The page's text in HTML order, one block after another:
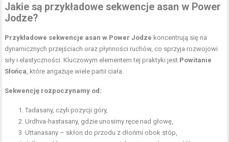
Jakie są przykładowe sekwencje asan w Power
Jodze?
Przykładowe sekwencje asan w Power Jodze koncentrują się na
dynamicznych przejściach oraz płynności ruchów, co sprzyja rozwojowi
siły i elastyczności. Kluczowym elementem tej praktyki jest Powitanie
Słońca , które angażuje wiele partii ciała.
Sekwencję rozpoczynamy od:
Tadasany, czyli pozycji góry,
Urdhva-hastasany, gdzie unosimy ręce nad głowę,
Uttanasany – skłon do przodu z dłońmi obok stóp,